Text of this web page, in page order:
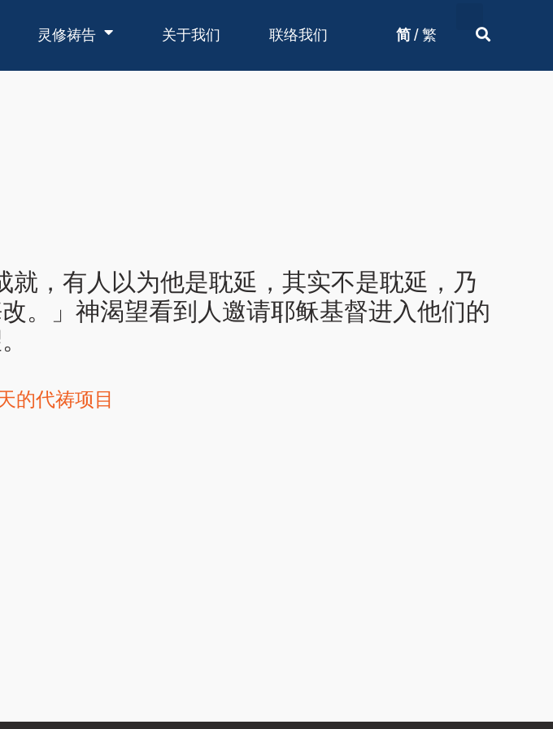
灵修祷告 关于我们 联络我们 简 / 繁
，有人以为他是耽延，其实不是耽延，乃
。」神渴望看到人邀请耶稣基督进入他们的
的代祷项目